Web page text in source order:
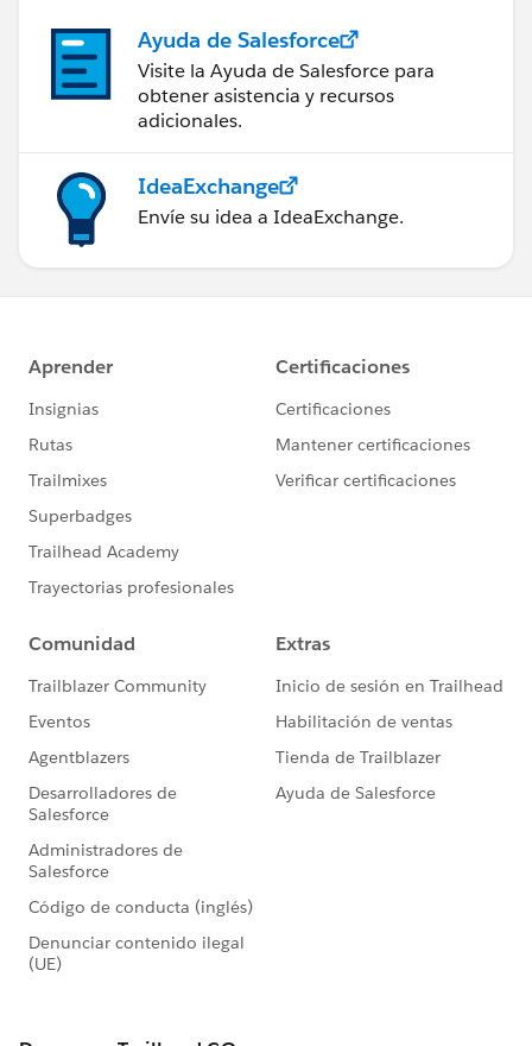
Ayuda de Salesforce
Visite la Ayuda de Salesforce para
obtener asistencia y recursos
adicionales.
IdeaExchange
Envíe su idea a IdeaExchange.